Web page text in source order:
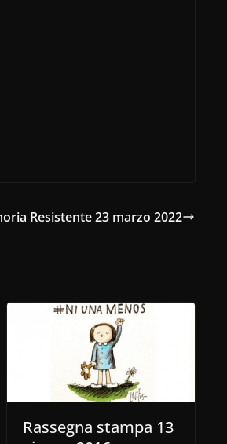
Resistente 23 marzo 2022
Rassegna stampa 13